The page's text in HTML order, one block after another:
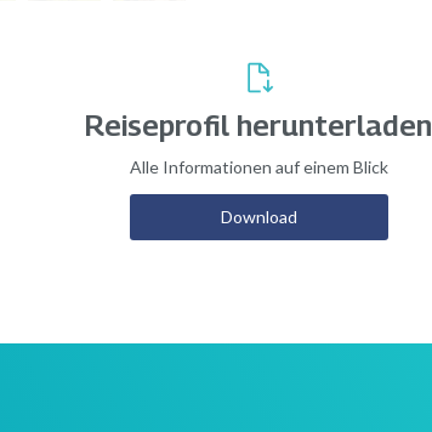
Reiseprofil herunterladen
Alle Informationen auf einem Blick
Download